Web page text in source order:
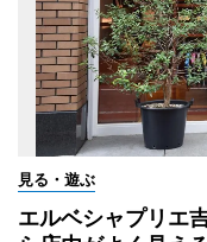
見る・遊ぶ
エルベシャプリエ